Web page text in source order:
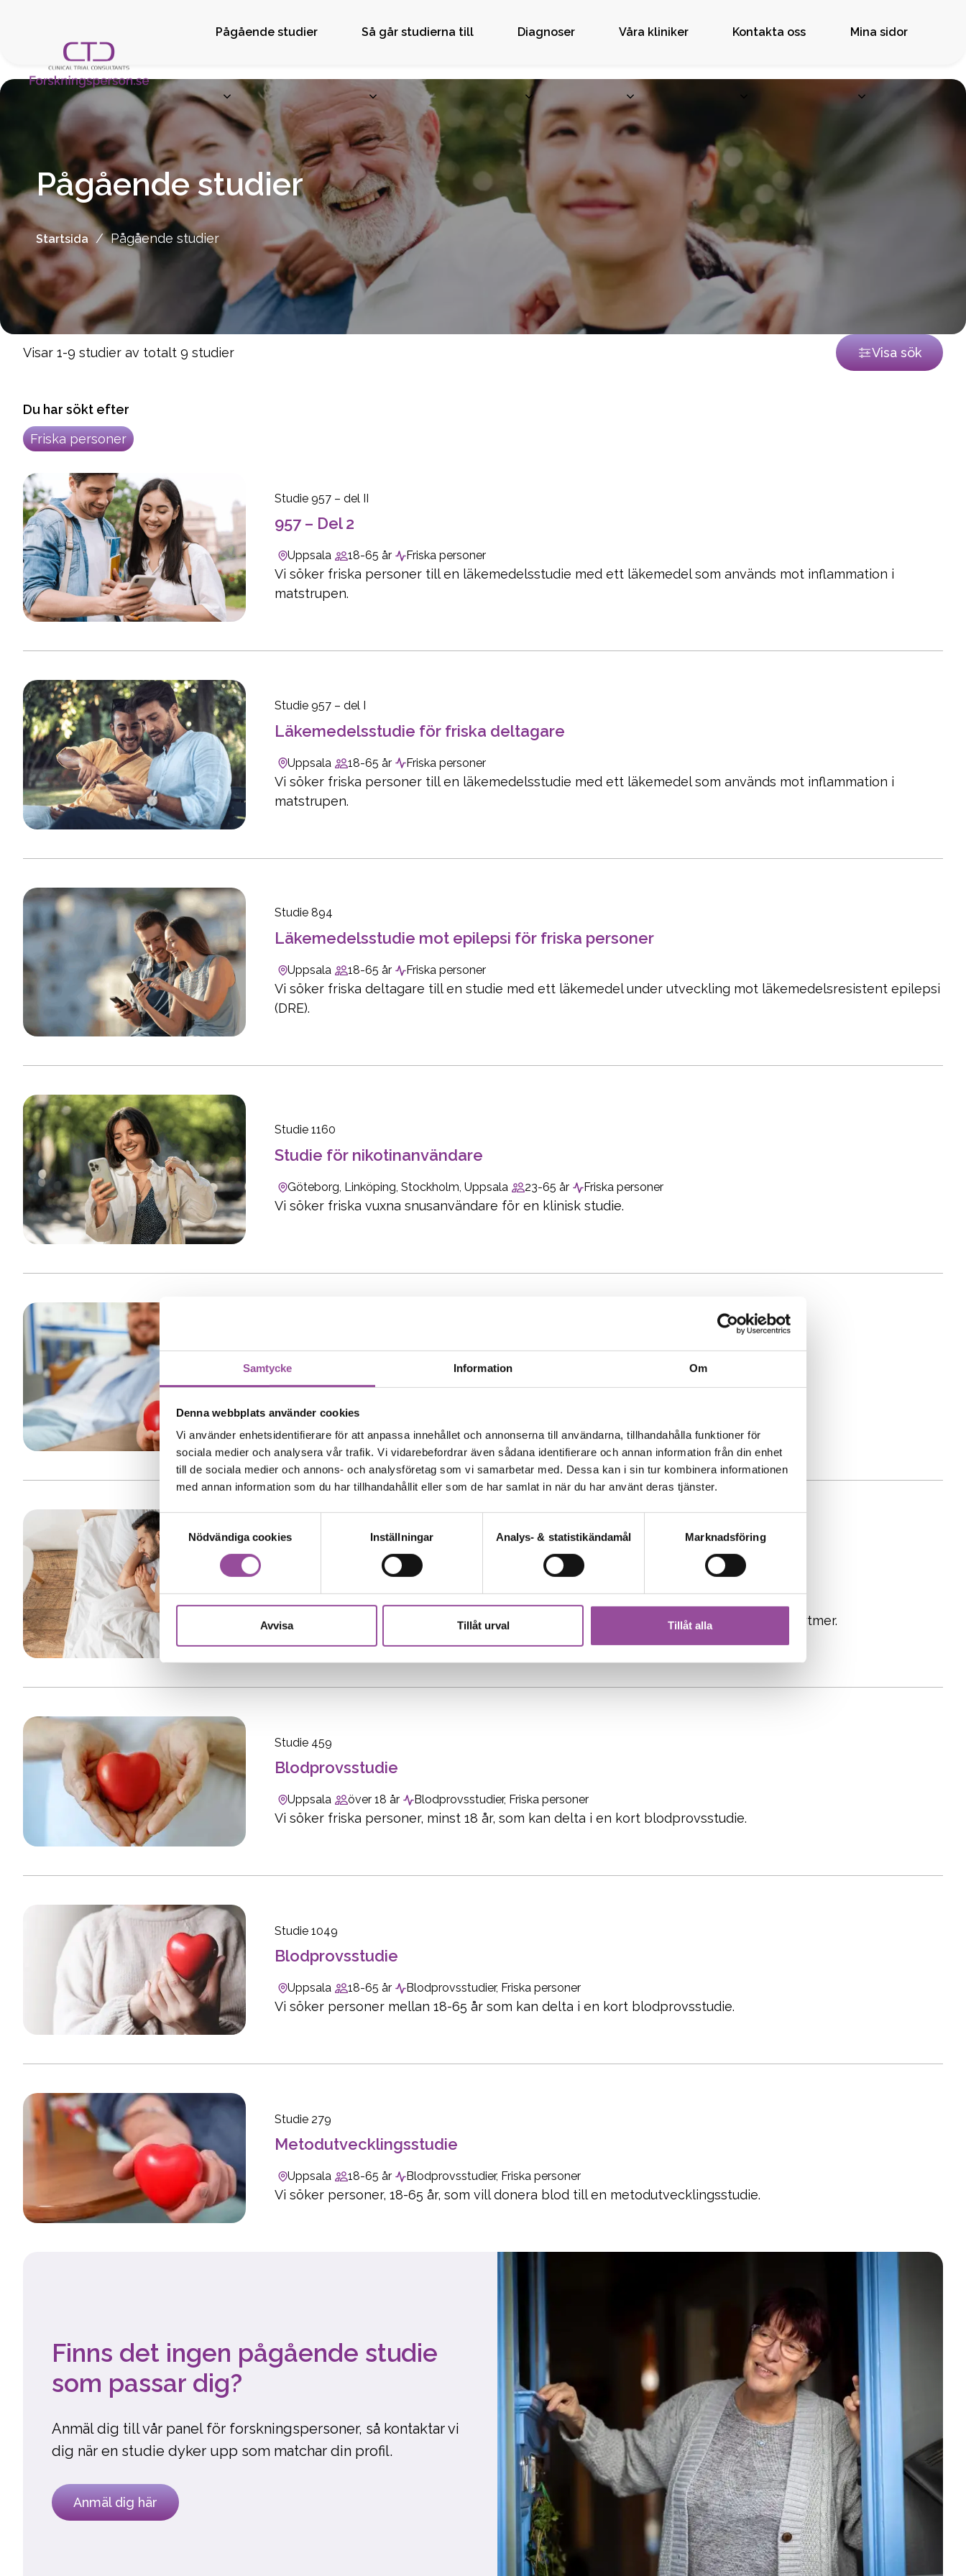
Samtycke Information Om
Denna webbplats använder cookies
Vi använder enhetsidentifierare för att anpassa innehållet och annonserna till användarna, tillhandahålla funktioner för
sociala medier och analysera vår trafik. Vi vidarebefordrar även sådana identifierare och annan information från din enhet
till de sociala medier och annons- och analysföretag som vi samarbetar med. Dessa kan i sin tur kombinera informationen
med annan information som du har tillhandahållit eller som de har samlat in när du har använt deras tjänster.
Nödvändiga cookies
Inställningar Analys- & statistikändamål Marknadsföring
Avvisa Tillåt urval Tillåt alla
Pågående studier Så går studierna till Diagnoser Våra kliniker Kontakta oss Mina sidor
Pågående studier
Startsida / Pågående studier
Visar 1-9 studier av totalt 9 studier Visa sök
Du har sökt efter
Friska personer
Studie 957 – del II
957 – Del 2
Uppsala 18-65 år Friska personer
Vi söker friska personer till en läkemedelsstudie med ett läkemedel som används mot inflammation i
matstrupen.
Studie 957 – del I
Läkemedelsstudie för friska deltagare
Uppsala 18-65 år Friska personer
Vi söker friska personer till en läkemedelsstudie med ett läkemedel som används mot inflammation i
matstrupen.
Studie 894
Läkemedelsstudie mot epilepsi för friska personer
Uppsala 18-65 år Friska personer
Vi söker friska deltagare till en studie med ett läkemedel under utveckling mot läkemedelsresistent epilepsi
(DRE).
Studie 1160
Studie för nikotinanvändare
Göteborg, Linköping, Stockholm, Uppsala 23-65 år Friska personer
Vi söker friska vuxna snusanvändare för en klinisk studie.
Metodutvecklingsstudie i Stockholm
Vi söker friska personer till en metodutvecklingsstudie.
Forskningspersoner sökes till ny sömnstudie
Forskningspersoner sökes till ny sömnstudie
Uppsala 18-32 år Friska personer
Uppsala Universitet söker personer i åldern 18–32 år för en studie om sömn & dygnsrytmer.
Studie 459
​Blodprovsstudie
Uppsala över 18 år Blodprovsstudier, Friska personer
Vi söker friska personer, minst 18 år, som kan delta i en kort blodprovsstudie.
Studie 1049
Blodprovsstudie
Uppsala 18-65 år Blodprovsstudier, Friska personer
Vi söker personer mellan 18-65 år som kan delta i en kort blodprovsstudie.
Studie 279
Metodutvecklingsstudie
Uppsala 18-65 år Blodprovsstudier, Friska personer
Vi söker personer, 18-65 år, som vill donera blod till en metodutvecklingsstudie.
Finns det ingen pågående studie
som passar dig?
Anmäl dig till vår panel för forskningspersoner, så kontaktar vi
dig när en studie dyker upp som matchar din profil.
Anmäl dig här